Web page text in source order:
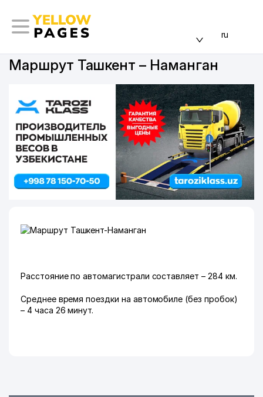
ru
Маршрут Ташкент – Наманган
Расстояние по автомагистрали составляет – 284 км.
Среднее время поездки на автомобиле (без пробок)
– 4 часа 26 минут.